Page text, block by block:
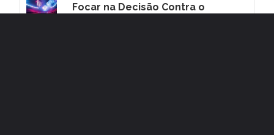
Focar na Decisão Contra o